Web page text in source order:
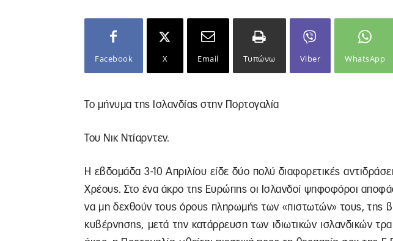
Facebook X Email Τυπώνω Viber WhatsApp
Το μήνυμα της Ισλανδίας στην Πορτογαλία
Του Νικ Ντίαρντεν.
Η εβδομάδα 3-10 Απριλίου είδε δύο πολύ διαφορετικές
Χρέους. Στο ένα άκρο της Ευρώπης οι Ισλανδοί ψηφοφόροι
να μη δεχθούν τους όρους πληρωμής των «πιστωτών» τους, της
κυβέρνησης, μετά την κατάρρευση των ιδιωτικών ισλανδικών